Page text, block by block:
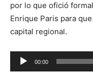
por lo que ofició
Enrique Paris para
capital regional.
Reproductor
de
00:00